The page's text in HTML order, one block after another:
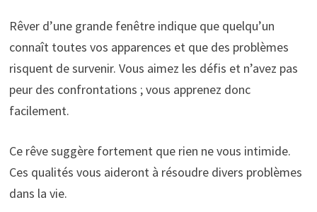
Rêver d’une grande fenêtre indique que quelqu’un
connaît toutes vos apparences et que des problèmes
risquent de survenir. Vous aimez les défis et n’avez pas
peur des confrontations ; vous apprenez donc
facilement.
Ce rêve suggère fortement que rien ne vous intimide.
Ces qualités vous aideront à résoudre divers problèmes
dans la vie.